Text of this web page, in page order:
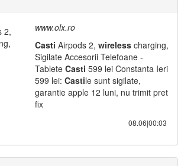
www.olx.ro
Casti Airpods 2, wireless charging,
Sigilate Accesorii Telefoane -
Tablete Casti 599 lei Constanta Ieri
599 lei: Castile sunt sigilate,
garantie apple 12 luni, nu trimit pret
fix
08.06|00:03